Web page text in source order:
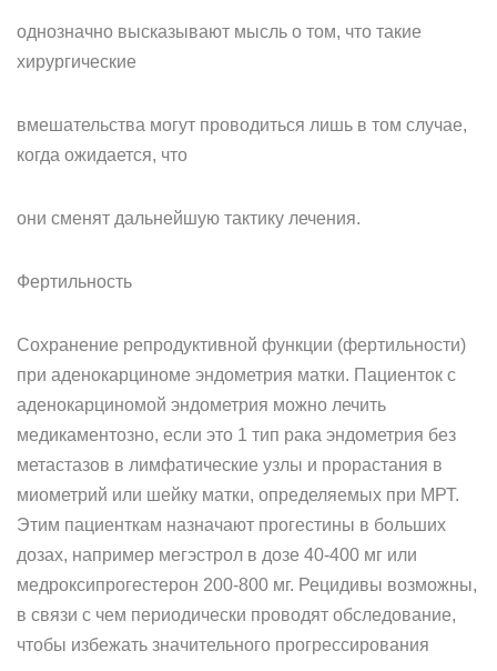
однозначно высказывают мысль о том, что такие
хирургические
вмешательства могут проводиться лишь в том случае,
когда ожидается, что
они сменят дальнейшую тактику лечения.
Фертильность
Сохранение репродуктивной функции (фертильности)
при аденокарциноме эндометрия матки. Пациенток с
аденокарциномой эндометрия можно лечить
медикаментозно, если это 1 тип рака эндометрия без
метастазов в лимфатические узлы и прорастания в
миометрий или шейку матки, определяемых при МРТ.
Этим пациенткам назначают прогестины в больших
дозах, например мегэстрол в дозе 40-400 мг или
медроксипрогестерон 200-800 мг. Рецидивы возможны,
в связи с чем периодически проводят обследование,
чтобы избежать значительного прогрессирования